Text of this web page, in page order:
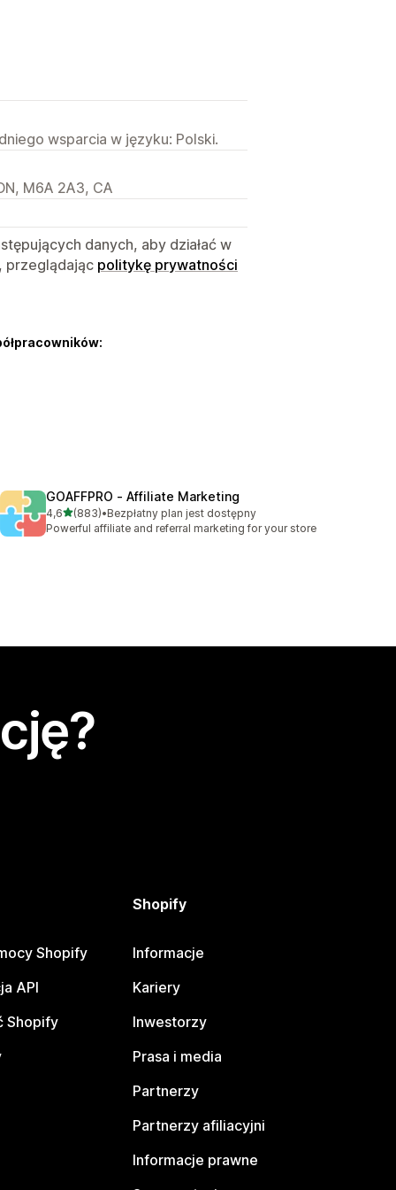
wsparcia w języku: Polski.
M6A 2A3, CA
danych, aby działać w
przeglądając politykę prywatności
GOAFFPRO ‑ Affiliate Marketing
4,6na 5 gwiazdek
(883)
Łączna liczba recenzji: 883
•Bezpłatny plan jest dostępny
Powerful affiliate and referral marketing for your store
Shopify
API
Shopify
Shopify
Informacje
Kariery
Inwestorzy
Prasa i media
Partnerzy
Partnerzy afiliacyjni
Informacje prawne